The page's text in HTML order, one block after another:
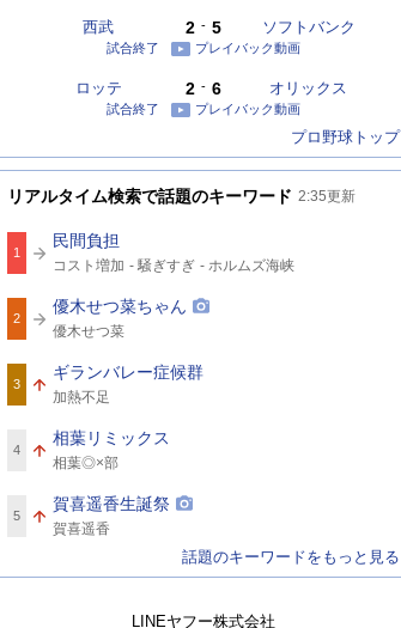
西武 ソフトバンク
試合終了 プレイバック動画
2 - 5
ロッテ オリックス
試合終了 プレイバック動画
2 - 6
プロ野球トップ
リアルタイム検索で話題のキーワード 2:35更新
1
民間負担
連
ー
ド
コスト増加 騒ぎすぎ ホルムズ海峡
2
優木せつ菜ちゃん
関
連
ー
ド
優木せつ菜
3
ギランバレー症候群
関
連
ー
ド
加熱不足
4
相葉リミックス
関
連
ー
ド
相葉◎×部
5
賀喜遥香生誕祭
関
連
賀喜遥香
話題のキーワードをもっと見る
LINEヤフー株式会社